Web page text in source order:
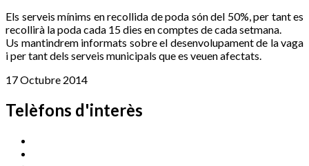
Els serveis mínims en recollida de poda són del 50%, per tant es
recollirà la poda cada 15 dies en comptes de cada setmana.
Us mantindrem informats sobre el desenvolupament de la vaga
i per tant dels serveis municipals que es veuen afectats.
17 Octubre 2014
Telèfons d'interès